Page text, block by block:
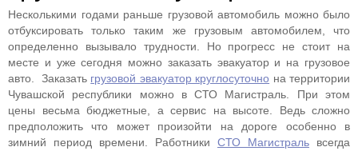
Несколькими годами раньше грузовой автомобиль можно было
отбуксировать только таким же грузовым автомобилем, что
определенно вызывало трудности. Но прогресс не стоит на
месте и уже сегодня можно заказать эвакуатор и на грузовое
авто. Заказать грузовой эвакуатор круглосуточно на территории
Чувашской республики можно в СТО Магистраль. При этом
цены весьма бюджетные, а сервис на высоте. Ведь сложно
предположить что может произойти на дороге особенно в
зимний период времени. Работники СТО Магистраль всегда